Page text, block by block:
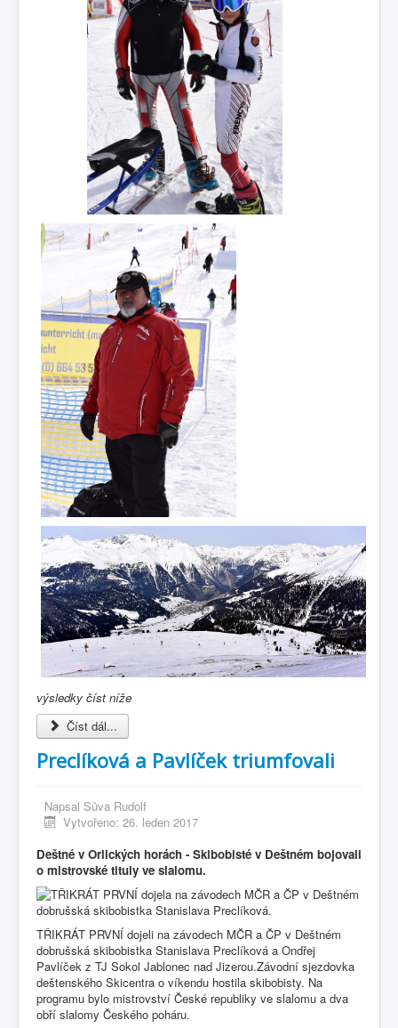
výsledky číst níže
Číst dál...
Preclíková a Pavlíček triumfovali
Napsal Sůva Rudolf
Vytvořeno: 26. leden 2017
Deštné v Orlických horách - Skibobisté v Deštném bojovali
o mistrovské tituly ve slalomu.
TŘIKRÁT PRVNÍ dojeli na závodech MČR a ČP v Deštném
dobrušská skibobistka Stanislava Preclíková a Ondřej
Pavlíček z TJ Sokol Jablonec nad Jizerou.Závodní sjezdovka
deštenského Skicentra o víkendu hostila skibobisty. Na
programu bylo mistrovství České republiky ve slalomu a dva
obří slalomy Českého poháru.